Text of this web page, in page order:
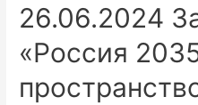
26.06.2024
«Россия